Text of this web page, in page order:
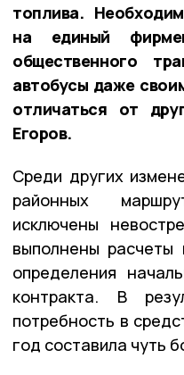
топлива.
на единый
общественного
автобусы даже
отличаться от
Егоров.
Среди других
районных
исключены
выполнены
определения
контракта. В
потребность в
год составила чуть